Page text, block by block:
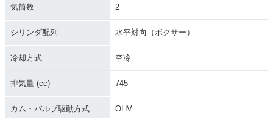
気筒数 2
シリンダ配列 水平対向（ボクサー）
冷却方式 空冷
排気量 (cc) 745
カム・バルブ駆動方式 OHV